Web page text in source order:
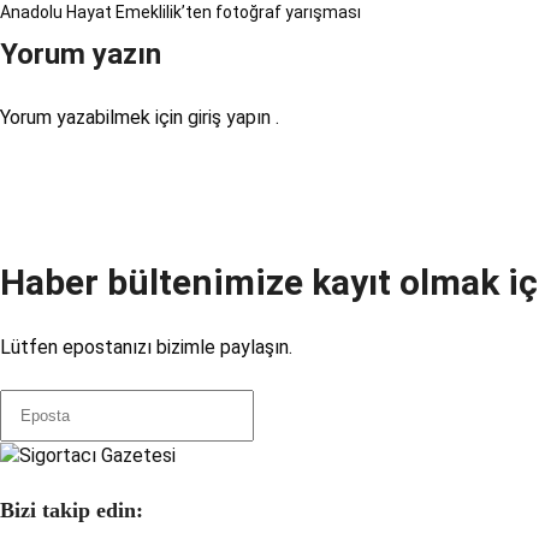
Anadolu Hayat Emeklilik’ten fotoğraf yarışması
Yorum yazın
Yorum yazabilmek için giriş yapın .
Haber bültenimize kayıt olmak
Lütfen epostanızı bizimle paylaşın.
Bizi takip edin: